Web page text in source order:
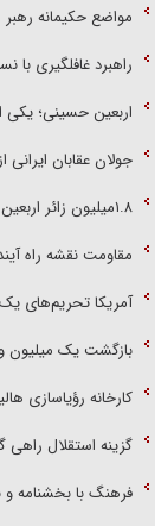
مواضع حکیمانه
راهبرد غافلگیری با
اربعین حسینی؛ یکی
جولان عقابان
۱.۸میلیون زائر اربعین به کشور بازگشتند
مقاومت نقشه راه
آمریکا تحریم‌های
بازگشت یک میلیون و ۹۷۴ هزار زائر اربعین به کشور
کارخانه رؤیاسازی
گزینه استقلال
فرهنگ با بخشنامه و